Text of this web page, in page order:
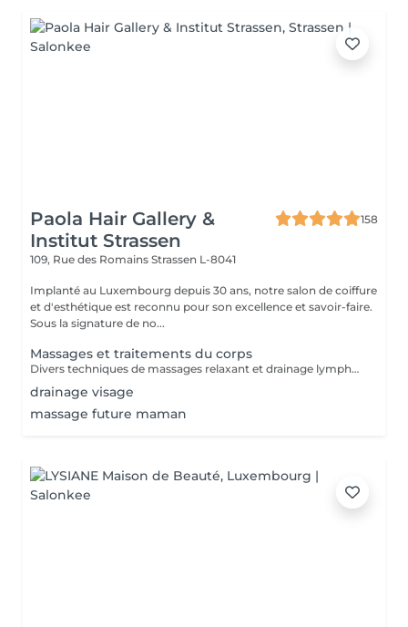
Paola Hair Gallery &
Institut Strassen
158
109, Rue des Romains Strassen L-8041
Implanté au Luxembourg depuis 30 ans, notre salon de coiffure
et d'esthétique est reconnu pour son excellence et savoir-faire.
Sous la signature de no...
Massages et traitements du corps
Divers techniques de massages relaxant et drainage lymphatique manuel
drainage visage
massage future maman